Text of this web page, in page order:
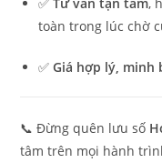
toàn trong lúc chờ
✅Giá hợp lý, minh
📞 Đừng quên lưu số
tâm trên mọi hành